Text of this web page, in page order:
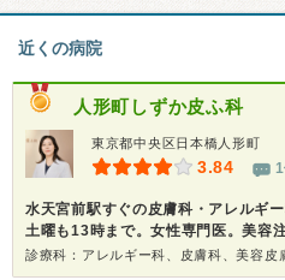
近くの病院
人形町しずか皮ふ科
東京都中央区日本橋人形町
3.84
水天宮前駅すぐの皮膚科・アレルギ
土曜も13時まで。女性専門医。美容
診療科：アレルギー科、皮膚科、美容皮